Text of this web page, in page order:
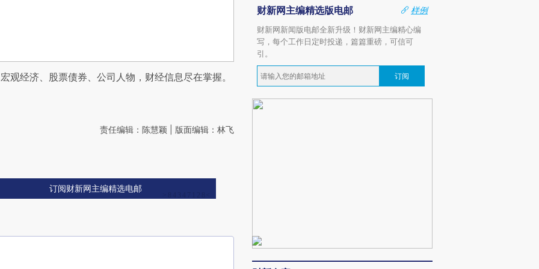
观经济、股票债券、公司人物，财经信息尽在掌握。
责任编辑：陈慧颖 | 版面编辑：林飞
订阅财新网主编精选电邮
财新网主编精选版电邮
样例
财新网新闻版电邮全新升级！财新网主编精心编
写，每个工作日定时投递，篇篇重磅，可信可
引。
订阅